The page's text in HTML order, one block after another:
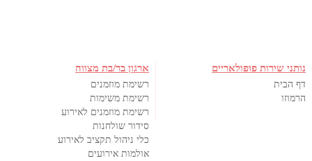
נותני שירות פופולאריים
דף הבית
הרמוזו
ארגון בר/בת מצווה
רשימת מוזמנים
רשימת משימות
רשימת מוזמנים לאירוע
סידור שולחנות
כלי ניהול תקציב לאירוע
אולמות אירועים